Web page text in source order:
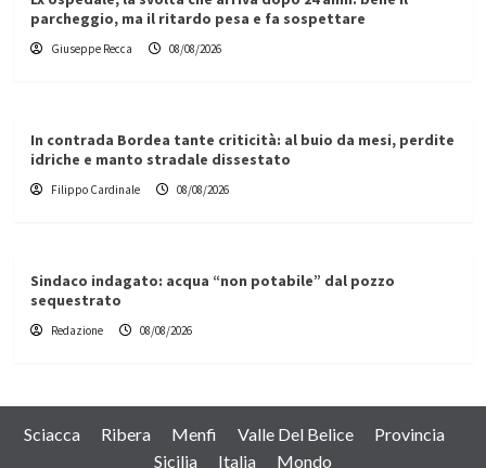
parcheggio, ma il ritardo pesa e fa sospettare
Giuseppe Recca 08/08/2026
In contrada Bordea tante criticità: al buio da mesi, perdite
idriche e manto stradale dissestato
Filippo Cardinale 08/08/2026
Sindaco indagato: acqua “non potabile” dal pozzo
sequestrato
Redazione 08/08/2026
Sciacca Ribera Menfi Valle Del Belice
Provincia
Sicilia
Italia Mondo